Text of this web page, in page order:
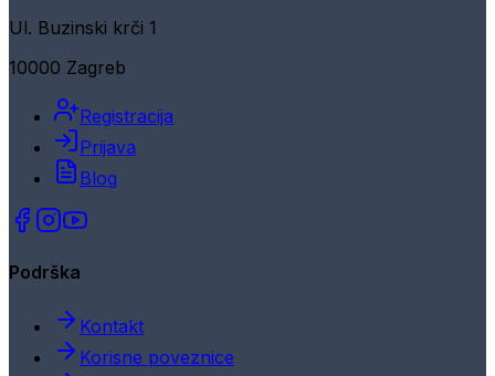
Ul. Buzinski krči 1
10000 Zagreb
Registracija
Prijava
Blog
Podrška
Kontakt
Korisne poveznice